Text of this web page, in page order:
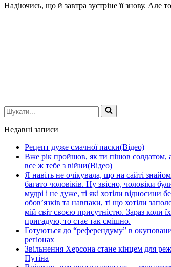
Надіючись, що й завтра зустріне її знову. Але
Шукати...
Недавні записи
Рецепт дуже смачної паски(Відео)
Вже рік пройшов, як ти пішов солдатом,
все ж тебе з війни(Відео)
Я навіть не очікувала, що на сайті
багато чоловіків. Ну звісно, чоловіки
мудрі і не дуже, ті які хотіли відносини
обов’язків та навпаки, ті що хотіли
мій світ своєю присутністю. Зараз коли їх
пригадую, то стає так смішно.
Готуються до “референдуму” в
регіонах
Звільнення Херсона стане кінцем для
Путіна